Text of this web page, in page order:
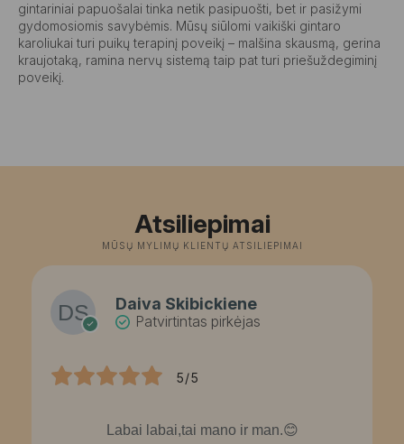
gintariniai papuošalai tinka netik pasipuošti, bet ir pasižymi
gydomosiomis savybėmis. Mūsų siūlomi vaikiški gintaro
karoliukai turi puikų terapinį poveikį – malšina skausmą, gerina
kraujotaką, ramina nervų sistemą taip pat turi priešuždegiminį
poveikį.
Atsiliepimai
MŪSŲ MYLIMŲ KLIENTŲ ATSILIEPIMAI
Daiva Skibickiene
Patvirtintas pirkėjas
5/5
Labai labai,tai mano ir man.😊